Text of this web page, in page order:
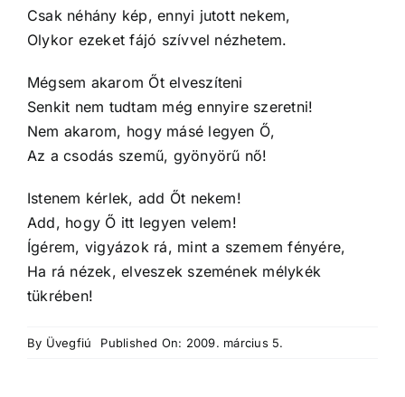
Csak néhány kép, ennyi jutott nekem,
Olykor ezeket fájó szívvel nézhetem.
Mégsem akarom Őt elveszíteni
Senkit nem tudtam még ennyire szeretni!
Nem akarom, hogy másé legyen Ő,
Az a csodás szemű, gyönyörű nő!
Istenem kérlek, add Őt nekem!
Add, hogy Ő itt legyen velem!
Ígérem, vigyázok rá, mint a szemem fényére,
Ha rá nézek, elveszek szemének mélykék
tükrében!
By Üvegfiú Published On: 2009. március 5.